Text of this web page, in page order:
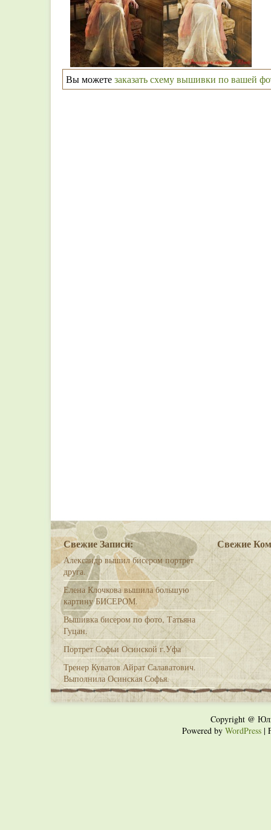
Вы можетезаказать схему вышивки по вашей
Свежие Записи:
Александр вышил бисером портрет
друга.
Елена Клочкова вышила большую
картину БИСЕРОМ.
Вышивка бисером по фото, Татьяна
Гуцан.
Портрет Софьи Осинской г.Уфа
Тренер Куватов Айрат Салаватович.
Выполнила Осинская Софья.
Свежие
Copyright @
Powered by WordPress |